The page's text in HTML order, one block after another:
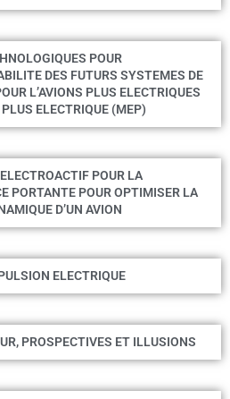
POUR
DES FUTURS SYSTEMES DE
L’AVIONS PLUS ELECTRIQUES
ELECTRIQUE (MEP)
POUR LA
PORTANTE POUR OPTIMISER LA
D’UN AVION
ELECTRIQUE
PROSPECTIVES ET ILLUSIONS